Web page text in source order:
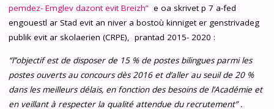
pemdez- Emglev dazont evit Breizh”e oa skrivet p 7 a-fed
engouestl ar Stad evit an niver a bostoù kinniget er genstrivadeg
publik evit ar skolaerien (CRPE), prantad 2015- 2020 :
“l’’objectif est de disposer de 15 % de postes bilingues parmi les
postes ouverts au concours dès 2016 et d’aller au seuil de 20 %
dans les meilleurs délais, en fonction des besoins de l’Académie et
en veillant à respecter la qualité attendue du recrutement” .